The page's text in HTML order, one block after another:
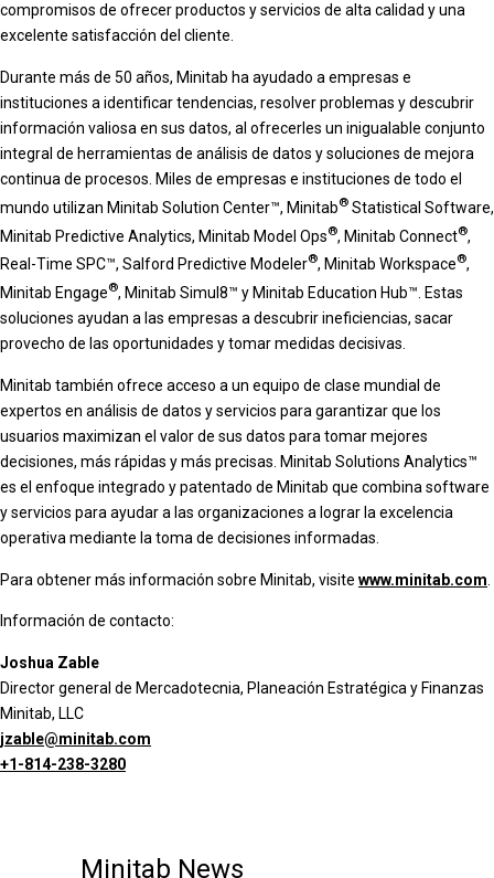
compromisos de ofrecer productos y servicios de alta calidad y una
excelente satisfacción del cliente.
Durante más de 50 años, Minitab ha ayudado a empresas e
instituciones a identificar tendencias, resolver problemas y descubrir
información valiosa en sus datos, al ofrecerles un inigualable conjunto
integral de herramientas de análisis de datos y soluciones de mejora
continua de procesos. Miles de empresas e instituciones de todo el
mundo utilizan Minitab Solution Center™, Minitab® Statistical Software,
Minitab Predictive Analytics, Minitab Model Ops®, Minitab Connect®,
Real-Time SPC™, Salford Predictive Modeler®, Minitab Workspace®,
Minitab Engage®, Minitab Simul8™ y Minitab Education Hub™. Estas
soluciones ayudan a las empresas a descubrir ineficiencias, sacar
provecho de las oportunidades y tomar medidas decisivas.
Minitab también ofrece acceso a un equipo de clase mundial de
expertos en análisis de datos y servicios para garantizar que los
usuarios maximizan el valor de sus datos para tomar mejores
decisiones, más rápidas y más precisas. Minitab Solutions Analytics™
es el enfoque integrado y patentado de Minitab que combina software
y servicios para ayudar a las organizaciones a lograr la excelencia
operativa mediante la toma de decisiones informadas.
Para obtener más información sobre Minitab, visite www.minitab.com
Información de contacto:
Joshua Zable
Director general de Mercadotecnia, Planeación Estratégica y Finanzas
Minitab, LLC
jzable@minitab.com
+1-814-238-3280
Minitab News